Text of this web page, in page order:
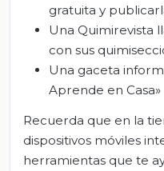
gratuita y
Una Quimirevista
con sus
Una gaceta
Aprende en Casa»
Recuerda que en la
dispositivos móviles
herramientas que te